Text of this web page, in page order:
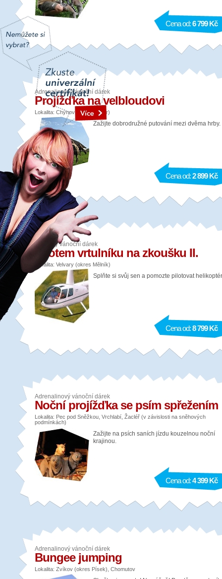
Cena od:6 799 Kč
Adrenalinový vánoční dárek
Projížďka na velbloudovi
Lokalita: Chýnov (okres Tábor)
Zažijte dobrodružné putování mezi dvěma hrby.
Cena od:2 899 Kč
Vzdušný vánoční dárek
Pilotem vrtulníku na zkoušku II.
Lokalita: Velvary (okres Mělník)
Splňte si svůj sen a pomozte pilotovat
Cena od:8 799 Kč
Adrenalinový vánoční dárek
Noční projížďka se psím spřežením
Lokalita: Pec pod Sněžkou, Vrchlabí, Žacléř (v závislosti na sněhových
podmínkách)
Zažijte na psích saních jízdu kouzelnou noční
krajinou.
Cena od:4 399 Kč
Adrenalinový vánoční dárek
Bungee jumping
Lokalita: Zvíkov (okres Písek), Chomutov